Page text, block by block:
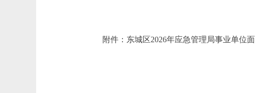
附件：东城区2026年应急管理局事业单位